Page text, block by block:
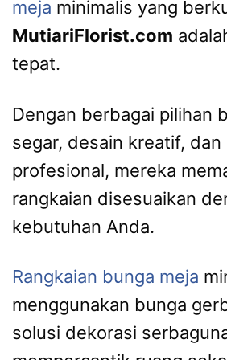
meja minimalis yang
MutiariFlorist.com
tepat.
Dengan berbagai pilihan
segar, desain kreatif, dan
profesional, mereka
rangkaian disesuaikan
kebutuhan Anda.
Rangkaian bunga meja
menggunakan bunga
solusi dekorasi